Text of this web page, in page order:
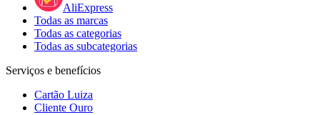
AliExpress
Todas as marcas
Todas as categorias
Todas as subcategorias
Serviços e benefícios
Cartão Luiza
Cliente Ouro